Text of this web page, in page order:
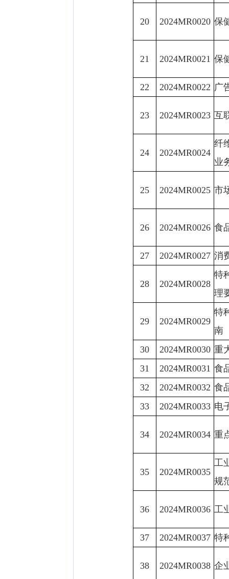
20 2024MR0020 保
21 2024MR0021 保
22 2024MR0022 广
23 2024MR0023 互
24 2024MR0024
纤
业
25 2024MR0025 市
26 2024MR0026 食
27 2024MR0027 消
28 2024MR0028
特
理
29 2024MR0029
特
南
30
2024MR0030 重
31
2024MR0031 食
32
2024MR0032 食
33
2024MR0033 电
34 2024MR0034 重
35 2024MR0035
工
规
36 2024MR0036 工
37 2024MR0037 特
38 2024MR0038 企